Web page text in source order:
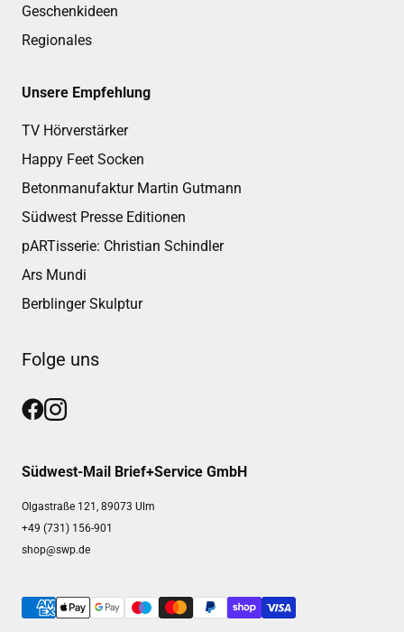
Geschenkideen
Regionales
Unsere Empfehlung
TV Hörverstärker
Happy Feet Socken
Betonmanufaktur Martin Gutmann
Südwest Presse Editionen
pARTisserie: Christian Schindler
Ars Mundi
Berblinger Skulptur
Folge uns
Südwest-Mail Brief+Service GmbH
Olgastraße 121, 89073 Ulm
+49 (731) 156-901
shop@swp.de